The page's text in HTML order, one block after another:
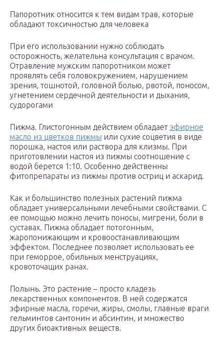
Папоротник относится к тем видам трав, которые
обладают токсичностью для человека
При его использовании нужно соблюдать
осторожность, желательна консультация с врачом.
Отравление мужским папоротником может
проявлять себя головокружением, нарушением
зрения, тошнотой, головной болью, рвотой, поносом,
угнетением сердечной деятельности и дыхания,
судорогами
Пижма. Глистогонным действием обладает эфирное
масло из цветков пижмы или сухие соцветия в виде
порошка, настоя или раствора для клизмы. При
приготовлении настоя из пижмы соотношение с
водой берется 1:10. Особенно действенны
фитопрепараты из пижмы против остриц и аскарид.
Как и большинство полезных растений пижма
обладает универсальными лечебными свойствами. С
ее помощью можно лечить поносы, мигрени, боли в
суставах. Пижма обладает потогонным,
жаропонижающим и кровоостанавливающим
эффектом. Последнее позволяет использовать ее
при геморрое, обильных менструациях,
кровоточащих ранах.
Полынь. Это растение – просто кладезь
лекарственных компонентов. В ней содержатся
эфирные масла, горечи, жиры, смолы, главные враги
гельминтов сантонин и абсинтин, и множество
других биоактивных веществ.